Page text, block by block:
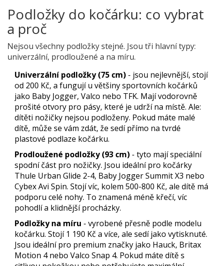
Podložky do kočárku: co vybrat
a proč
Nejsou všechny podložky stejné. Jsou tři hlavní typy:
univerzální, prodloužené a na míru.
Univerzální podložky (75 cm) - jsou nejlevnější, stojí
od 200 Kč, a fungují u většiny sportovních kočárků
jako Baby Jogger, Valco nebo TFK. Mají vodorovně
prošité otvory pro pásy, které je udrží na místě. Ale:
dítěti nožičky nejsou podloženy. Pokud máte malé
dítě, může se vám zdát, že sedí přímo na tvrdé
plastové podlaze kočárku.
Prodloužené podložky (93 cm) - tyto mají speciální
spodní část pro nožičky. Jsou ideální pro kočárky
Thule Urban Glide 2-4, Baby Jogger Summit X3 nebo
Cybex Avi Spin. Stojí víc, kolem 500-800 Kč, ale dítě má
podporu celé nohy. To znamená méně křečí, víc
pohodlí a klidnější procházky.
Podložky na míru - vyrobené přesně podle modelu
kočárku. Stojí 1 190 Kč a více, ale sedí jako vytisknuté.
Jsou ideální pro premium značky jako Hauck, Britax
Motion 4 nebo Valco Snap 4. Pokud máte dítě s